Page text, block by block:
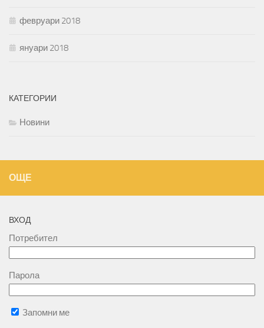
февруари 2018
януари 2018
КАТЕГОРИИ
Новини
ОЩЕ
ВХОД
Потребител
Парола
Запомни ме